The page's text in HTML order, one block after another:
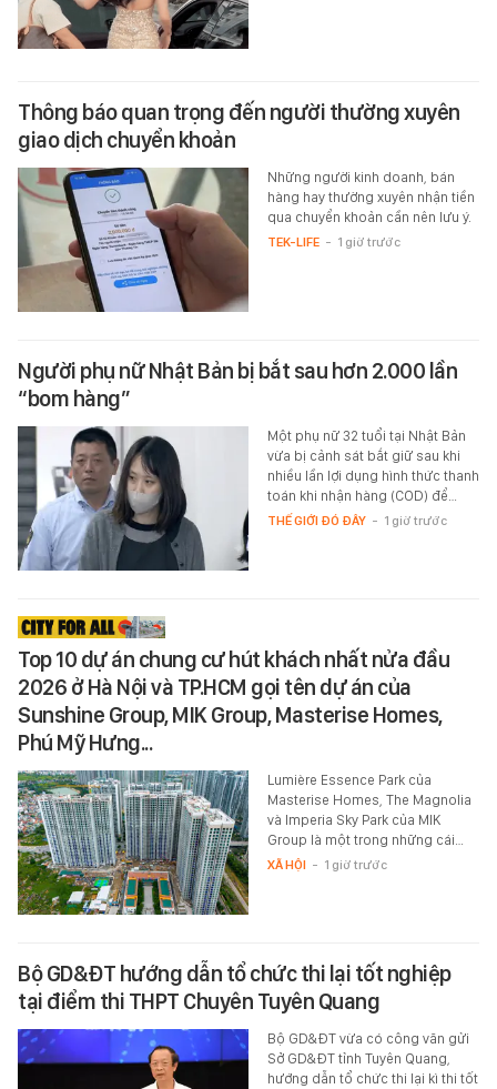
Thông báo quan trọng đến người thường xuyên
giao dịch chuyển khoản
Những người kinh doanh, bán
hàng hay thường xuyên nhận tiền
qua chuyển khoản cần nên lưu ý.
TEK-LIFE - 1 giờ trước
Người phụ nữ Nhật Bản bị bắt sau hơn 2.000 lần
“bom hàng”
Một phụ nữ 32 tuổi tại Nhật Bản
vừa bị cảnh sát bắt giữ sau khi
nhiều lần lợi dụng hình thức thanh
toán khi nhận hàng (COD) để…
THẾ GIỚI ĐÓ ĐÂY - 1 giờ trước
Top 10 dự án chung cư hút khách nhất nửa đầu
2026 ở Hà Nội và TP.HCM gọi tên dự án của
Sunshine Group, MIK Group, Masterise Homes,
Phú Mỹ Hưng...
Lumière Essence Park của
Masterise Homes, The Magnolia
và Imperia Sky Park của MIK
Group là một trong những cái…
XÃ HỘI - 1 giờ trước
Bộ GD&ĐT hướng dẫn tổ chức thi lại tốt nghiệp
tại điểm thi THPT Chuyên Tuyên Quang
Bộ GD&ĐT vừa có công văn gửi
Sở GD&ĐT tỉnh Tuyên Quang,
hướng dẫn tổ chức thi lại kì thi tốt